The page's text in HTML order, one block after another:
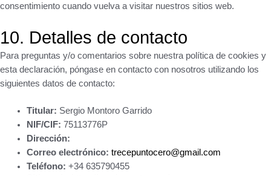
consentimiento cuando vuelva a visitar nuestros sitios web.
10. Detalles de contacto
Para preguntas y/o comentarios sobre nuestra política de cookies y
esta declaración, póngase en contacto con nosotros utilizando los
siguientes datos de contacto:
Titular: Sergio Montoro Garrido
NIF/CIF: 75113776P
Dirección:
Correo electrónico: trecepuntocero@gmail.com
Teléfono: +34 635790455